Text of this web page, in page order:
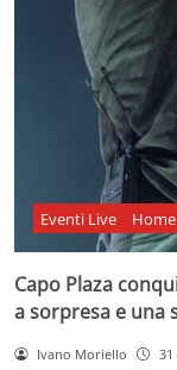
Eventi Live
Capo Plaza
a sorpresa e una
Ivano Moriello